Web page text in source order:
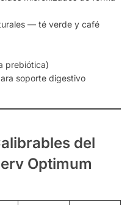
— té verde y café
prebiótica)
soporte digestivo
del
Optimum